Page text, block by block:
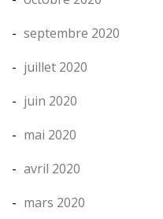
septembre 2020
juillet 2020
juin 2020
mai 2020
avril 2020
mars 2020